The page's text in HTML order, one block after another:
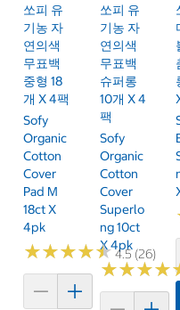
쏘피 유
기농 자
연의색
무표백
중형 18
개 X 4팩
Sofy
Organic
Cotton
Cover
Pad M
18ct X
4pk
★★★★★
★★★★★4.5 (26)
쏘피 유
기농 자
연의색
무표백
슈퍼롱
10개 X 4
팩
Sofy
Organic
Cotton
Cover
Superlo
Ng 10ct
X 4pk
★★★★
★★★★